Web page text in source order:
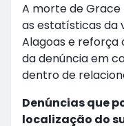
A morte de Grace
as estatísticas da
Alagoas e
da denúncia em
dentro de
Denúncias que
localização do